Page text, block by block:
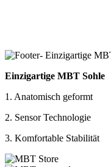
Einzigartige MBT Sohle
1. Anatomisch geformt
2. Sensor Technologie
3. Komfortable Stabilität